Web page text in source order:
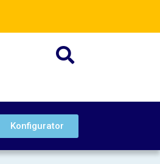
Konfigurator